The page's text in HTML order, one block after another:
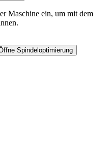
Maschine ein, um mit dem
Spindeloptimierung